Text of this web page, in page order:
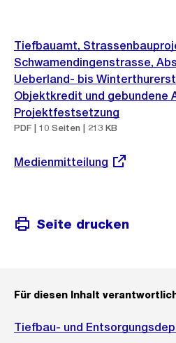
Tiefbauamt,
Schwamendingenstrasse,
Ueberland- bis
Objektkredit und gebundene
Projektfestsetzung
PDF | 10 Seiten | 213 KB
Externer
Medienmitteilung
Seite drucken
Für diesen Inhalt
Tiefbau- und